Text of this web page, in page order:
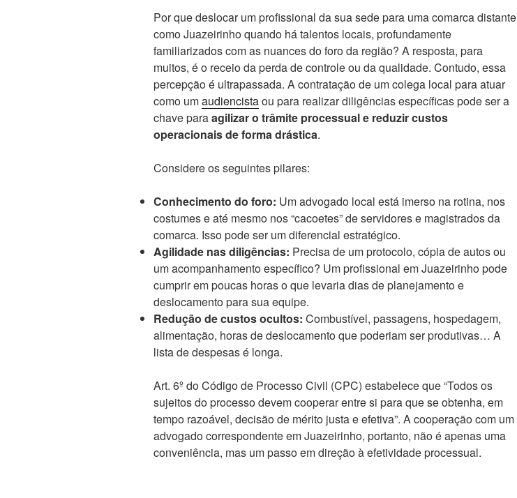
Por que deslocar um profissional da sua sede para uma comarca distante
como Juazeirinho quando há talentos locais, profundamente
familiarizados com as nuances do foro da região? A resposta, para
muitos, é o receio da perda de controle ou da qualidade. Contudo, essa
percepção é ultrapassada. A contratação de um colega local para atuar
como umaudiencistaou para realizar diligências específicas pode ser a
chave paraagilizar o trâmite processual e reduzir custos
operacionais de forma drástica.
Considere os seguintes pilares:
Conhecimento do foro: Um advogado local está imerso na rotina, nos
costumes e até mesmo nos “cacoetes” de servidores e magistrados da
comarca. Isso pode ser um diferencial estratégico.
Agilidade nas diligências: Precisa de um protocolo, cópia de autos ou
um acompanhamento específico? Um profissional em Juazeirinho pode
cumprir em poucas horas o que levaria dias de planejamento e
deslocamento para sua equipe.
Redução de custos ocultos: Combustível, passagens, hospedagem,
alimentação, horas de deslocamento que poderiam ser produtivas… A
lista de despesas é longa.
Art. 6º do Código de Processo Civil (CPC) estabelece que “Todos os
sujeitos do processo devem cooperar entre si para que se obtenha, em
tempo razoável, decisão de mérito justa e efetiva”. A cooperação com um
advogado correspondente em Juazeirinho, portanto, não é apenas uma
conveniência, mas um passo em direção à efetividade processual.